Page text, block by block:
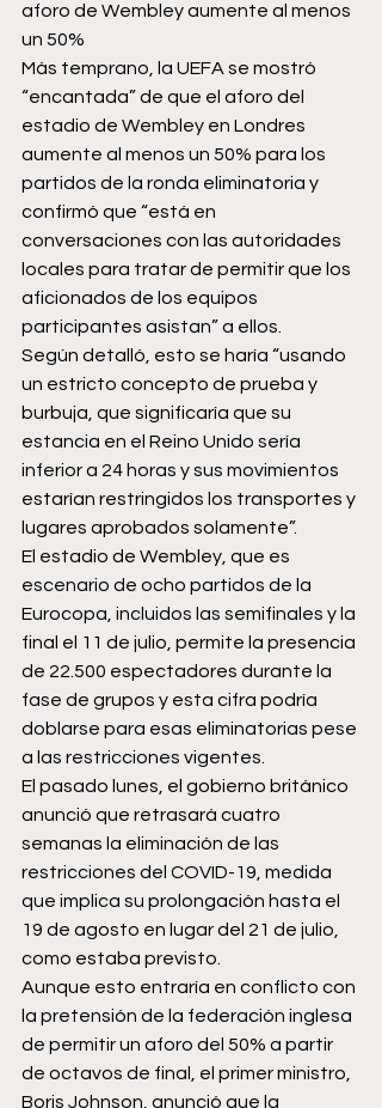
aforo de Wembley aumente al menos
un 50%
Más temprano, la UEFA se mostró
“encantada” de que el aforo del
estadio de Wembley en Londres
aumente al menos un 50% para los
partidos de la ronda eliminatoria y
confirmó que “está en
conversaciones con las autoridades
locales para tratar de permitir que los
aficionados de los equipos
participantes asistan” a ellos.
Según detalló, esto se haría “usando
un estricto concepto de prueba y
burbuja, que significaría que su
estancia en el Reino Unido sería
inferior a 24 horas y sus movimientos
estarían restringidos los transportes y
lugares aprobados solamente”.
El estadio de Wembley, que es
escenario de ocho partidos de la
Eurocopa, incluidos las semifinales y la
final el 11 de julio, permite la presencia
de 22.500 espectadores durante la
fase de grupos y esta cifra podría
doblarse para esas eliminatorias pese
a las restricciones vigentes.
El pasado lunes, el gobierno británico
anunció que retrasará cuatro
semanas la eliminación de las
restricciones del COVID-19, medida
que implica su prolongación hasta el
19 de agosto en lugar del 21 de julio,
como estaba previsto.
Aunque esto entraría en conflicto con
la pretensión de la federación inglesa
de permitir un aforo del 50% a partir
de octavos de final, el primer ministro,
Boris Johnson, anunció que la